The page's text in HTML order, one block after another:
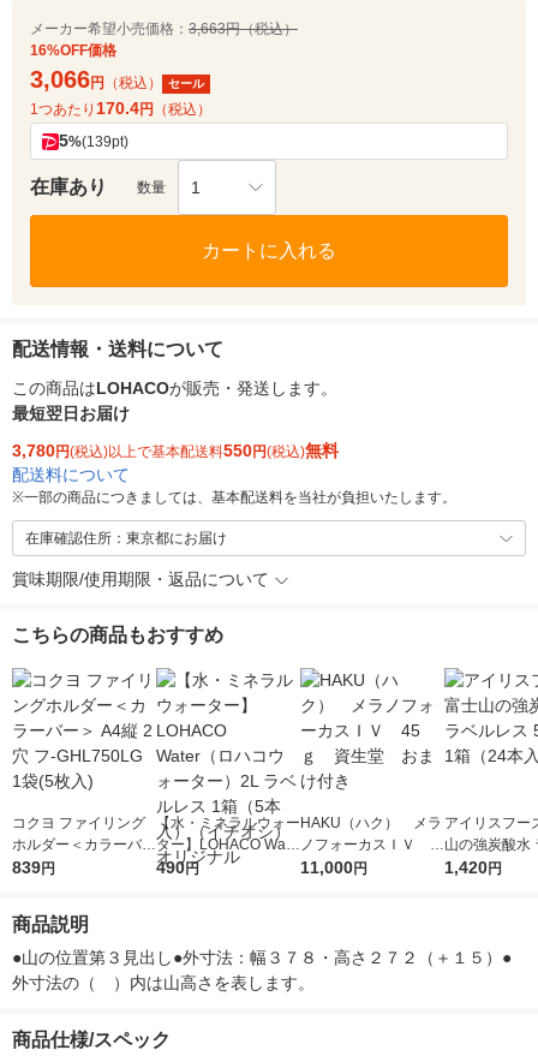
メーカー希望小売価格： 3,663円（税込）
16%OFF価格
3,066円 （税込） セール
1つあたり 170.4円 （税込）
5%(139pt)
在庫あり 数量 1
カートに入れる
配送情報・送料について
この商品はLOHACOが販売・発送します。
最短翌日お届け
3,780円(税込)以上で基本配送料550円(税込)無料
配送料について
※一部の商品につきましては、基本配送料を当社が負担いたします。
在庫確認住所：東京都にお届け
賞味期限/使用期限・返品について
こちらの商品もおすすめ
コクヨ ファイリング
ホルダー＜カラーバー
＞ A4縦 2穴 フ-GHL7
839円
【水・ミネラルウォー
ター】LOHACO Wate
r（ロハコウォータ
490円
HAKU（ハク） メラ
ノフォーカスＩＶ 4
5ｇ 資生堂 おまけ
11,000円
アイリスフー
山の強炭酸水
レス 500ml 1
1,420円
商品説明
●山の位置第３見出し●外寸法：幅３７８・高さ２７２（＋１５）●
外寸法の（　）内は山高さを表します。
商品仕様/スペック